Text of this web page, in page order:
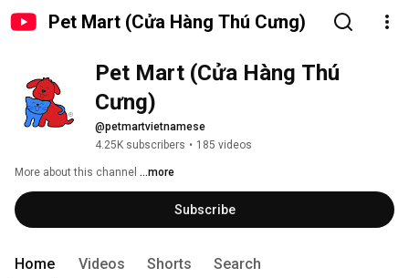
Pet Mart (Cửa Hàng Thú Cưng)
Pet Mart (Cửa Hàng Thú
Cưng)
@petmartvietnamese
4.25K subscribers • 185 videos
More about this channel ...more
Subscribe
Home Videos Shorts Search